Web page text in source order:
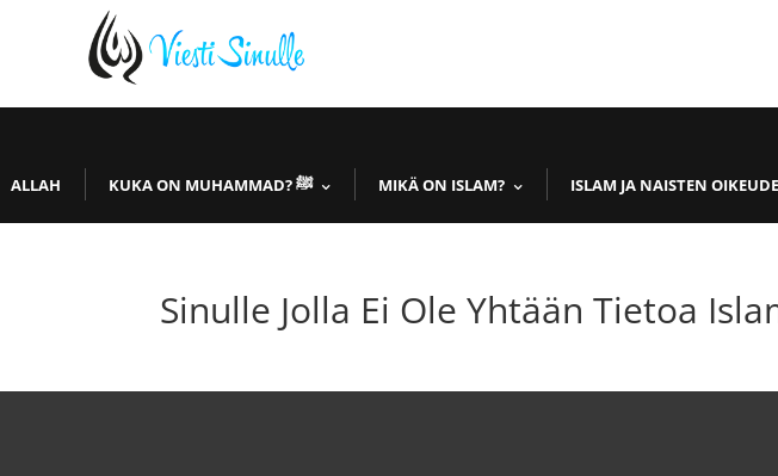
ALLAH KUKA ON MUHAMMAD? ﷺ MIKÄ ON ISLAM? ISLAM JA NAISTEN
Sinulle Jolla Ei Ole Yhtään Tietoa